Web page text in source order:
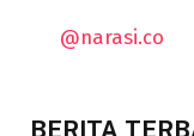
@narasi.co
BERITA